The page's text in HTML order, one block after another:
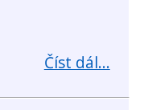
Číst dál...